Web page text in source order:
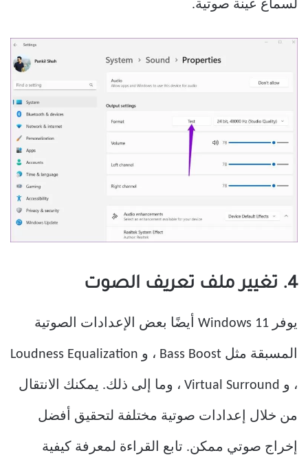
لسماع عينة صوتية.
4. تغيير ملف تعريف الصوت
يوفر Windows 11 أيضًا بعض الإعدادات الصوتية
المسبقة مثل Bass Boost ، و Loudness Equalization
، و Virtual Surround ، وما إلى ذلك. يمكنك الانتقال
من خلال إعدادات صوتية مختلفة لتحقيق أفضل
إخراج صوتي ممكن. تابع القراءة لمعرفة كيفية